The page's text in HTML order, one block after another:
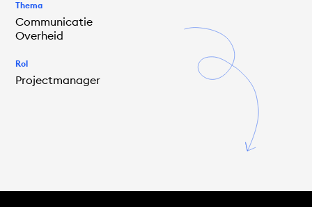
Thema
Communicatie
Overheid
Rol
Projectmanager